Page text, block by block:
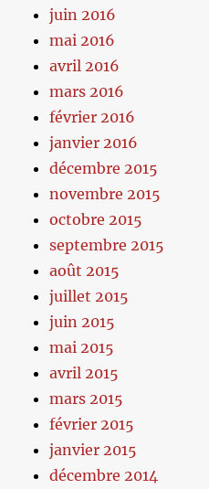
juin 2016
mai 2016
avril 2016
mars 2016
février 2016
janvier 2016
décembre 2015
novembre 2015
octobre 2015
septembre 2015
août 2015
juillet 2015
juin 2015
mai 2015
avril 2015
mars 2015
février 2015
janvier 2015
décembre 2014